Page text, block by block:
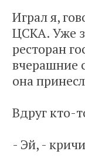
Играл я,
ЦСКА. Уже
ресторан
вчерашние
она
Вдруг кто-
- Эй, -